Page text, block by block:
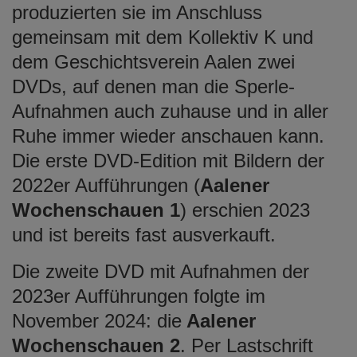
produzierten sie im Anschluss
gemeinsam mit dem Kollektiv K und
dem Geschichtsverein Aalen zwei
DVDs, auf denen man die Sperle-
Aufnahmen auch zuhause und in aller
Ruhe immer wieder anschauen kann.
Die erste DVD-Edition mit Bildern der
2022er Aufführungen (Aalener
Wochenschauen 1) erschien 2023
und ist bereits fast ausverkauft.
Die zweite DVD mit Aufnahmen der
2023er Aufführungen folgte im
November 2024: die Aalener
Wochenschauen 2. Per Lastschrift